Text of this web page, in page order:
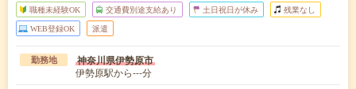
職種未経験OK 交通費別途支給あり 土日祝日が休み 残業なし
WEB登録OK 派遣
勤務地 神奈川県伊勢原市
伊勢原駅から---分